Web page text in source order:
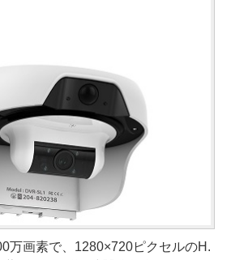
万画素で、1280×720ピクセルのH.